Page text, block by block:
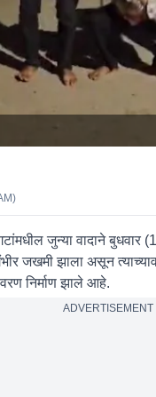
)
जुन्या वादाने
जखमी झाला असून
निर्माण झाले आहे.
ADVERTISEMENT